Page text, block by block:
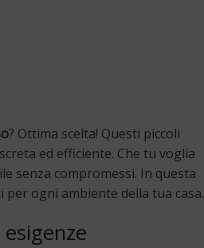
? Ottima scelta! Questi piccoli
ed efficiente. Che tu voglia
senza compromessi. In questa
ogni ambiente della tua casa.